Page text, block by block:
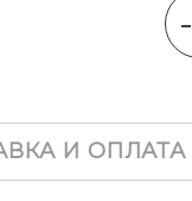
-
И ОПЛАТА